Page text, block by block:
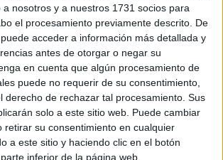
nosotros y a nuestros 1731 socios para
el procesamiento previamente descrito. De
acceder a información más detallada y
antes de otorgar o negar su
en cuenta que algún procesamiento de
puede no requerir de su consentimiento,
derecho de rechazar tal procesamiento. Sus
solo a este sitio web. Puede cambiar
retirar su consentimiento en cualquier
a este sitio y haciendo clic en el botón
inferior de la página web.
Otero
23 SEGUNDOS
en vez de cuarteles, la solución
acoger menores en Ceuta
53 MINUTOS
contra las cuerdas tras dejar en
al CNI e Información
1 HORA